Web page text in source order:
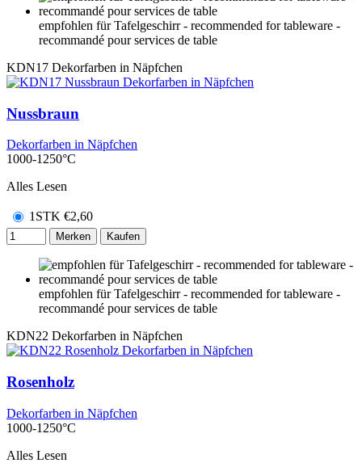
empfohlen für Tafelgeschirr - recommended for tableware -
recommandé pour services de table
KDN17 Dekorfarben in Näpfchen
Nussbraun
Dekorfarben in Näpfchen
1000-1250°C
Alles Lesen
1STK €2,60
Merken Kaufen
empfohlen für Tafelgeschirr - recommended for tableware -
recommandé pour services de table
KDN22 Dekorfarben in Näpfchen
Rosenholz
Dekorfarben in Näpfchen
1000-1250°C
Alles Lesen